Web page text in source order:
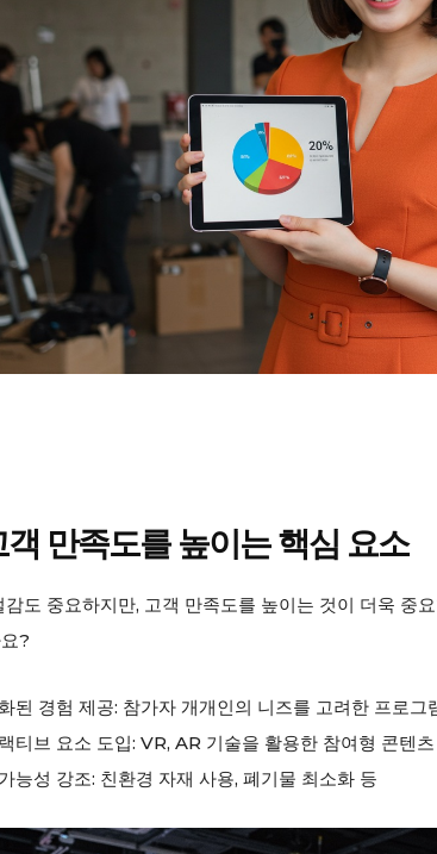
객 만족도를 높이는 핵심 요소
감도 중요하지만, 고객 만족도를 높이는 것이 더욱 중
?
된 경험 제공: 참가자 개개인의 니즈를 고려한 프로그
티브 요소 도입: VR, AR 기술을 활용한 참여형 콘텐츠
능성 강조: 친환경 자재 사용, 폐기물 최소화 등